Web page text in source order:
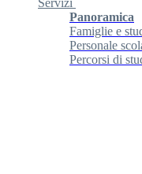
Servizi
Panoramica
Famiglie e
Personale
Percorsi di